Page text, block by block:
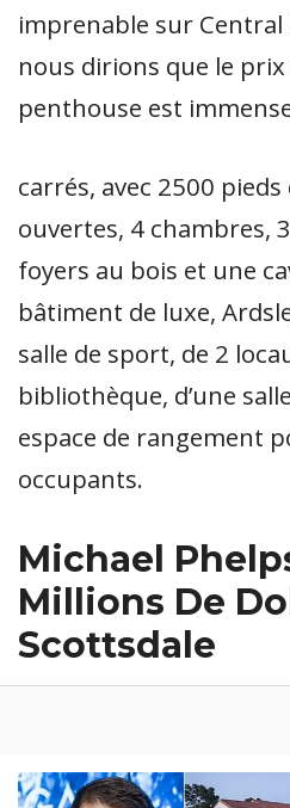
imprenable sur Central
nous dirions que le
penthouse est
carrés, avec 2500
ouvertes, 4 chambres,
foyers au bois et une
bâtiment de luxe,
salle de sport, de 2
bibliothèque, d’une
espace de rangement
occupants.
Michael
Millions De
Scottsdale